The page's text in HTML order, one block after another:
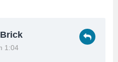
1:04